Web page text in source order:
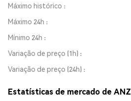
Máximo histórico
Máximo 24h
Mínimo 24h
Variação de preço (1h)
Variação de preço (24h)
Estatísticas de mercado de ANZ